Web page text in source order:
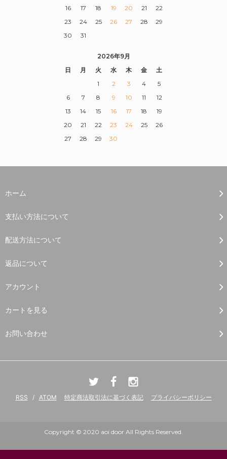
16
17 18 19 20 21
22
23
24 25 26 27 28
29
30
31
2026年9月
日
月 火 水 木 金
土
1
2 3 4
5
6
7 8 9 10 11
12
13
14 15 16 17 18
19
20
21 22 23 24 25
26
27
28 29 30
ホーム
支払い方法について
配送方法について
返品について
アカウント
カートを見る
お問い合わせ
RSS / ATOM 特定商法取引法に基づく表記 プライバシーポリシー
Copyright © 2020 aoi door All Rights Reserved.